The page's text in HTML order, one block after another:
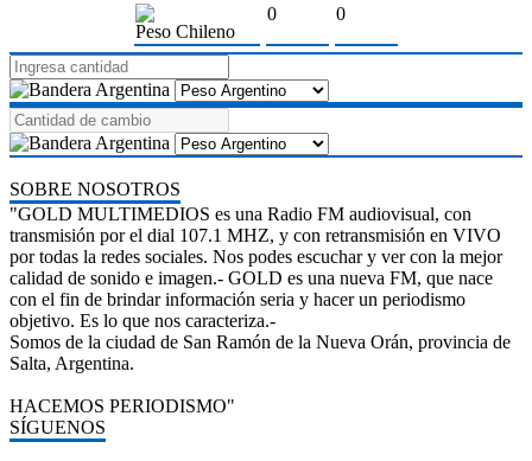
Peso Chileno
0 0
SOBRE NOSOTROS
"GOLD MULTIMEDIOS es una Radio FM audiovisual, con
transmisión por el dial 107.1 MHZ, y con retransmisión en VIVO
por todas la redes sociales. Nos podes escuchar y ver con la mejor
calidad de sonido e imagen.- GOLD es una nueva FM, que nace
con el fin de brindar información seria y hacer un periodismo
objetivo. Es lo que nos caracteriza.-
Somos de la ciudad de San Ramón de la Nueva Orán, provincia de
Salta, Argentina.
HACEMOS PERIODISMO"
SÍGUENOS